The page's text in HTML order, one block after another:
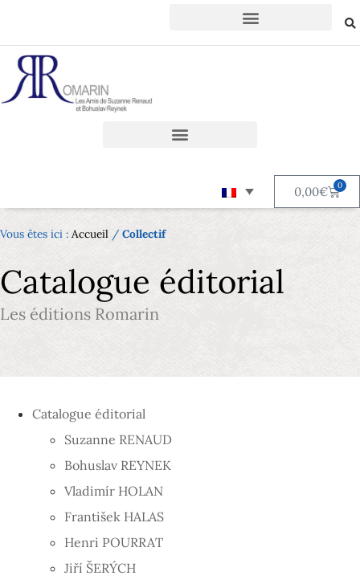
0,00€ 0
Vous êtes ici : Accueil / Collectif
Catalogue éditorial
Les éditions Romarin
Catalogue éditorial
Suzanne RENAUD
Bohuslav REYNEK
Vladimír HOLAN
František HALAS
Henri POURRAT
Jiří ŠERÝCH